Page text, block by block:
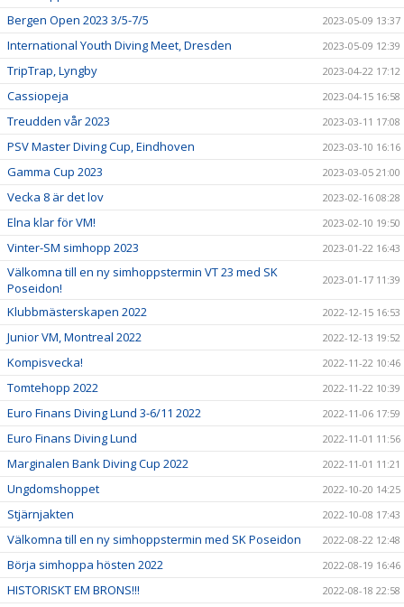
Bergen Open 2023 3/5-7/5 2023-05-09 13:37
International Youth Diving Meet, Dresden 2023-05-09 12:39
TripTrap, Lyngby 2023-04-22 17:12
Cassiopeja 2023-04-15 16:58
Treudden vår 2023 2023-03-11 17:08
PSV Master Diving Cup, Eindhoven 2023-03-10 16:16
Gamma Cup 2023 2023-03-05 21:00
Vecka 8 är det lov 2023-02-16 08:28
Elna klar för VM! 2023-02-10 19:50
Vinter-SM simhopp 2023 2023-01-22 16:43
Välkomna till en ny simhoppstermin VT 23 med SK
Poseidon!
2023-01-17 11:39
Klubbmästerskapen 2022 2022-12-15 16:53
Junior VM, Montreal 2022 2022-12-13 19:52
Kompisvecka! 2022-11-22 10:46
Tomtehopp 2022 2022-11-22 10:39
Euro Finans Diving Lund 3-6/11 2022 2022-11-06 17:59
Euro Finans Diving Lund 2022-11-01 11:56
Marginalen Bank Diving Cup 2022 2022-11-01 11:21
Ungdomshoppet 2022-10-20 14:25
Stjärnjakten 2022-10-08 17:43
Välkomna till en ny simhoppstermin med SK Poseidon 2022-08-22 12:48
Börja simhoppa hösten 2022 2022-08-19 16:46
HISTORISKT EM BRONS!!! 2022-08-18 22:58